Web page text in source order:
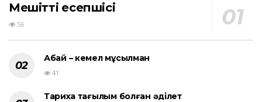
Мешіттің есепшісі
56
Абай – кемел мұсылман
41
Тарихқа тағылым болған әділет